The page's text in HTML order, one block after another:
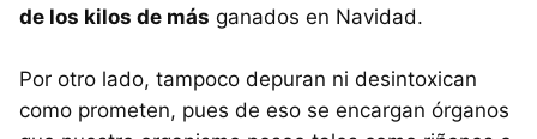
de los kilos de más ganados en Navidad.
Por otro lado, tampoco depuran ni desintoxican
como prometen, pues de eso se encargan órganos